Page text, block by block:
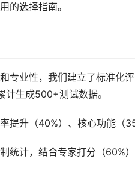
的选择指南。
专业性，我们建立了标准化
计生成500+测试数据。
提升（40%）、核心功能（
统计，结合专家打分（60%